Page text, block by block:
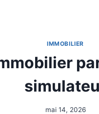
IMMOBILIER
mai 14, 2026